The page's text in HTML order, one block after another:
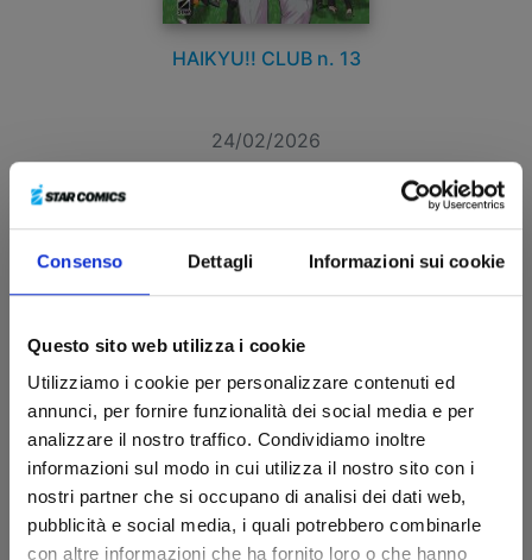
Consenso Dettagli Informazioni sui cookie
Questo sito web utilizza i cookie
Utilizziamo i cookie per personalizzare contenuti ed
annunci, per fornire funzionalità dei social media e per
analizzare il nostro traffico. Condividiamo inoltre
informazioni sul modo in cui utilizza il nostro sito con i
nostri partner che si occupano di analisi dei dati web,
pubblicità e social media, i quali potrebbero combinarle
con altre informazioni che ha fornito loro o che hanno
HAIKYU!! CLUB n. 13
24/02/2026